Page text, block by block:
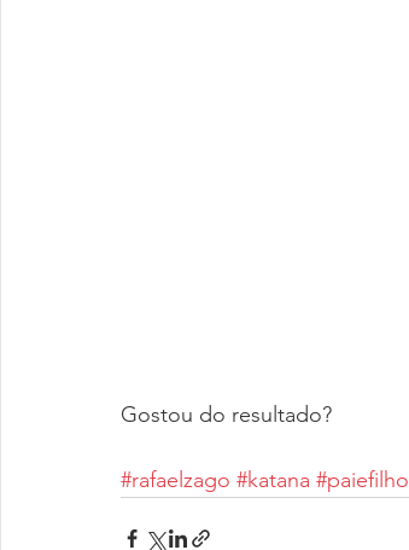
Gostou do resultado?
#rafaelzago #katana #paiefilho